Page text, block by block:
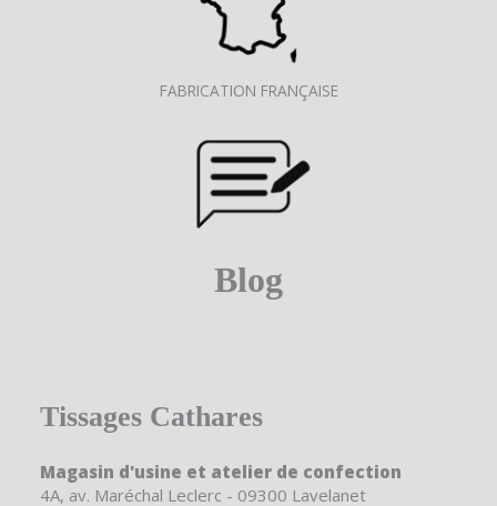
FABRICATION FRANÇAISE
Blog
Tissages Cathares
Magasin d'usine et atelier de confection
4A, av. Maréchal Leclerc - 09300 Lavelanet